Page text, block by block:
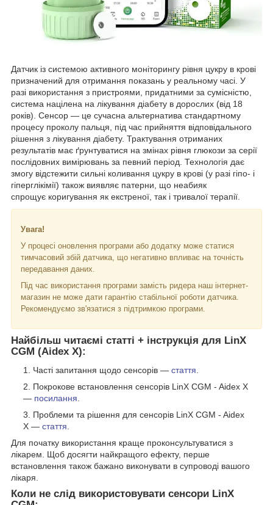
Датчик із системою активного моніторингу рівня цукру в крові
призначений для отримання показань у реальному часі. У
разі використання з пристроями, придатними за сумісністю,
система націлена на лікування діабету в дорослих (від 18
років). Сенсор — це сучасна альтернатива стандартному
процесу проколу пальця, під час прийняття відповідального
рішення з лікування діабету. Трактування отриманих
результатів має ґрунтуватися на змінах рівня глюкози за серії
послідовних вимірювань за певний період. Технологія дає
змогу відстежити сильні коливання цукру в крові (у разі гіпо- і
гіперглікімії) також виявляє патерни, що неабияк
спрощує коригування як екстреної, так і тривалої терапії.
Увага!
У процесі оновлення програми або додатку може статися
тимчасовий збій датчика, що негативно впливає на точність
передавання даних.
Під час використання програми замість ридера наш інтернет-
магазин не може дати гарантію стабільної роботи датчика.
Рекомендуємо зв'язатися з підтримкою програми.
Найбільш читаємі статті + інструкція для LinX
CGM (Aidex X):
Часті запитання щодо сенсорів — стаття
Покрокове встановлення сенсорів LinX CGM - Aidex X
— посилання
Проблеми та рішення для сенсорів LinX CGM - Aidex
X — стаття
Для початку використання краще проконсультуватися з
лікарем. Щоб досягти найкращого ефекту, перше
встановлення також бажано виконувати в супроводі вашого
лікаря.
Коли не слід використовувати сенсори LinX